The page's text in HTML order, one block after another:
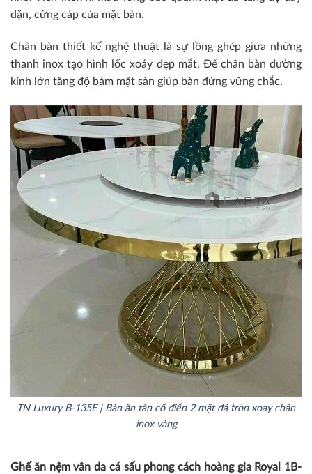
dặn, cứng cáp của mặt bàn.
Chân bàn thiết kế nghệ thuật là sự lồng ghép giữa những
thanh inox tạo hình lốc xoáy đẹp mắt. Đế chân bàn đường
kính lớn tăng độ bám mặt sàn giúp bàn đứng vững chắc.
TN Luxury B-135E | Bàn ăn tân cổ điển 2 mặt đá tròn xoay chân
inox vàng
Ghế ăn nệm vân da cá sấu phong cách hoàng gia Royal 1B-